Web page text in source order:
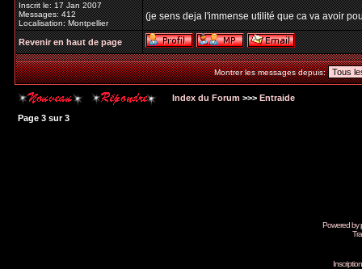
Inscrit le: 17 Jan 2007
Messages: 412
Localisation: Montpellier
(je sens deja l'immense utilité que ca va avoir
Revenir en haut de page
Montrer les messages depuis:
Index du Forum >>> Entraide
Page 3 sur3
Powered by